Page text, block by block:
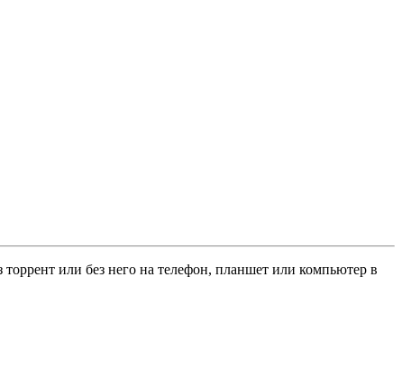
торрент или без него на телефон, планшет или компьютер в